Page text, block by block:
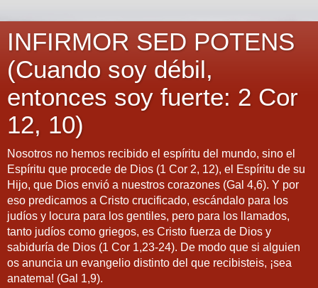
INFIRMOR SED POTENS
(Cuando soy débil,
entonces soy fuerte: 2 Cor
12, 10)
Nosotros no hemos recibido el espíritu del mundo, sino el
Espíritu que procede de Dios (1 Cor 2, 12), el Espíritu de su
Hijo, que Dios envió a nuestros corazones (Gal 4,6). Y por
eso predicamos a Cristo crucificado, escándalo para los
judíos y locura para los gentiles, pero para los llamados,
tanto judíos como griegos, es Cristo fuerza de Dios y
sabiduría de Dios (1 Cor 1,23-24). De modo que si alguien
os anuncia un evangelio distinto del que recibisteis, ¡sea
anatema! (Gal 1,9).